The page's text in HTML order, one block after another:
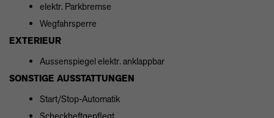
elektr. Parkbremse
Wegfahrsperre
EXTERIEUR
Aussenspiegel elektr. anklappbar
SONSTIGE AUSSTATTUNGEN
Start/Stop-Automatik